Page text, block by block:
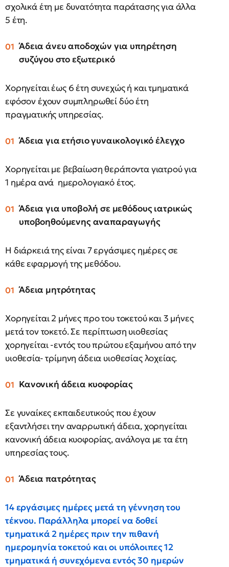
σχολικά έτη με δυνατότητα παράτασης για άλλα
5 έτη.
Άδεια άνευ αποδοχών για υπηρέτηση
συζύγου στο εξωτερικό
Χορηγείται έως 6 έτη συνεχώς ή και τμηματικά
εφόσον έχουν συμπληρωθεί δύο έτη
πραγματικής υπηρεσίας.
Άδεια για ετήσιο γυναικολογικό έλεγχο
Χορηγείται με βεβαίωση θεράποντα γιατρού για
1 ημέρα ανά ημερολογιακό έτος.
Άδεια για υποβολή σε μεθόδους ιατρικώς
υποβοηθούμενης αναπαραγωγής
Η διάρκειά της είναι 7 εργάσιμες ημέρες σε
κάθε εφαρμογή της μεθόδου.
Άδεια μητρότητας
Χορηγείται 2 μήνες προ του τοκετού και 3 μήνες
μετά τον τοκετό. Σε περίπτωση υιοθεσίας
χορηγείται -εντός του πρώτου εξαμήνου από την
υιοθεσία- τρίμηνη άδεια υιοθεσίας λοχείας.
Κανονική άδεια κυοφορίας
Σε γυναίκες εκπαιδευτικούς που έχουν
εξαντλήσει την αναρρωτική άδεια, χορηγείται
κανονική άδεια κυοφορίας, ανάλογα με τα έτη
υπηρεσίας τους.
Άδεια πατρότητας
14 εργάσιμες ημέρες μετά τη γέννηση του
τέκνου. Παράλληλα μπορεί να δοθεί
τμηματικά 2 ημέρες πριν την πιθανή
ημερομηνία τοκετού και οι υπόλοιπες 12
τμηματικά ή συνεχόμενα εντός 30 ημερών